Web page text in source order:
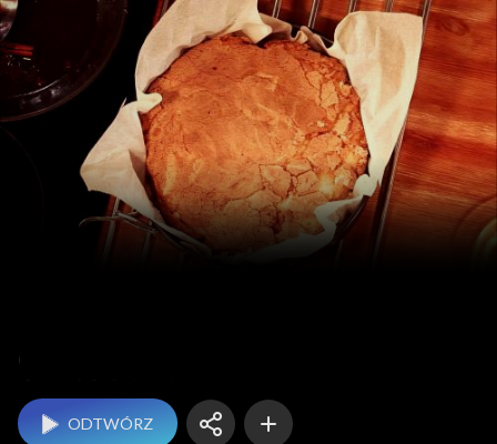
Święta od kuchni
ODTWÓRZ